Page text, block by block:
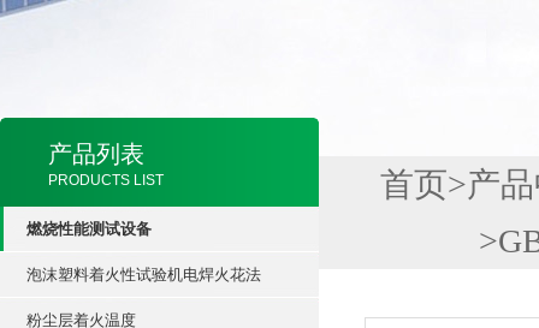
产品列表
PRODUCTS LIST
燃烧性能测试设备
泡沫塑料着火性试验机电焊火花法
粉尘层着火温度
首页>产
>